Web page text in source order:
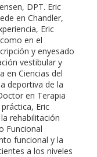
DPT. Eric
en Chandler,
Eric
en el
y enyesado
vestibular y
en Ciencias del
deportiva de la
en Terapia
Eric
rehabilitación
Funcional
funcional y la
a los niveles